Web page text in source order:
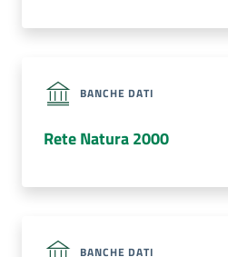
BANCHE DATI
Rete Natura 2000
BANCHE DATI